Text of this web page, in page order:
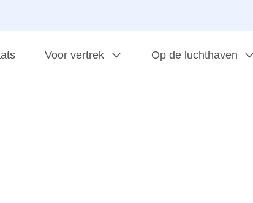
Voor vertrek Op de luchthaven